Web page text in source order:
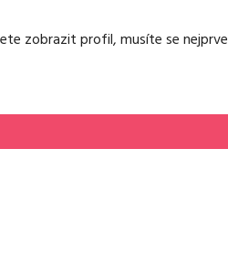
zobrazit profil, musíte se nejprve